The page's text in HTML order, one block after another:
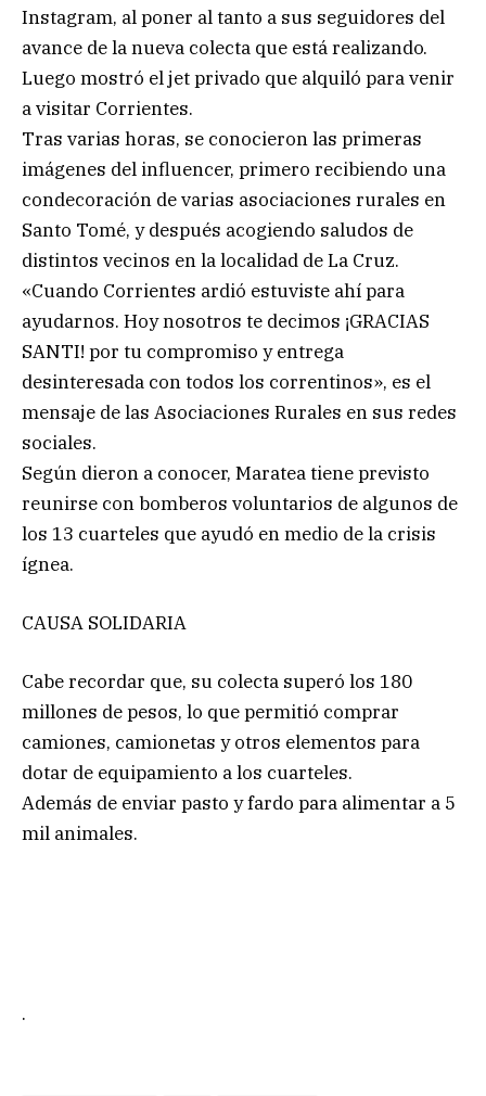
Instagram, al poner al tanto a sus seguidores del
avance de la nueva colecta que está realizando.
Luego mostró el jet privado que alquiló para venir
a visitar Corrientes.
Tras varias horas, se conocieron las primeras
imágenes del influencer, primero recibiendo una
condecoración de varias asociaciones rurales en
Santo Tomé, y después acogiendo saludos de
distintos vecinos en la localidad de La Cruz.
«Cuando Corrientes ardió estuviste ahí para
ayudarnos. Hoy nosotros te decimos ¡GRACIAS
SANTI! por tu compromiso y entrega
desinteresada con todos los correntinos», es el
mensaje de las Asociaciones Rurales en sus redes
sociales.
Según dieron a conocer, Maratea tiene previsto
reunirse con bomberos voluntarios de algunos de
los 13 cuarteles que ayudó en medio de la crisis
ígnea.
CAUSA SOLIDARIA
Cabe recordar que, su colecta superó los 180
millones de pesos, lo que permitió comprar
camiones, camionetas y otros elementos para
dotar de equipamiento a los cuarteles.
Además de enviar pasto y fardo para alimentar a 5
mil animales.
.